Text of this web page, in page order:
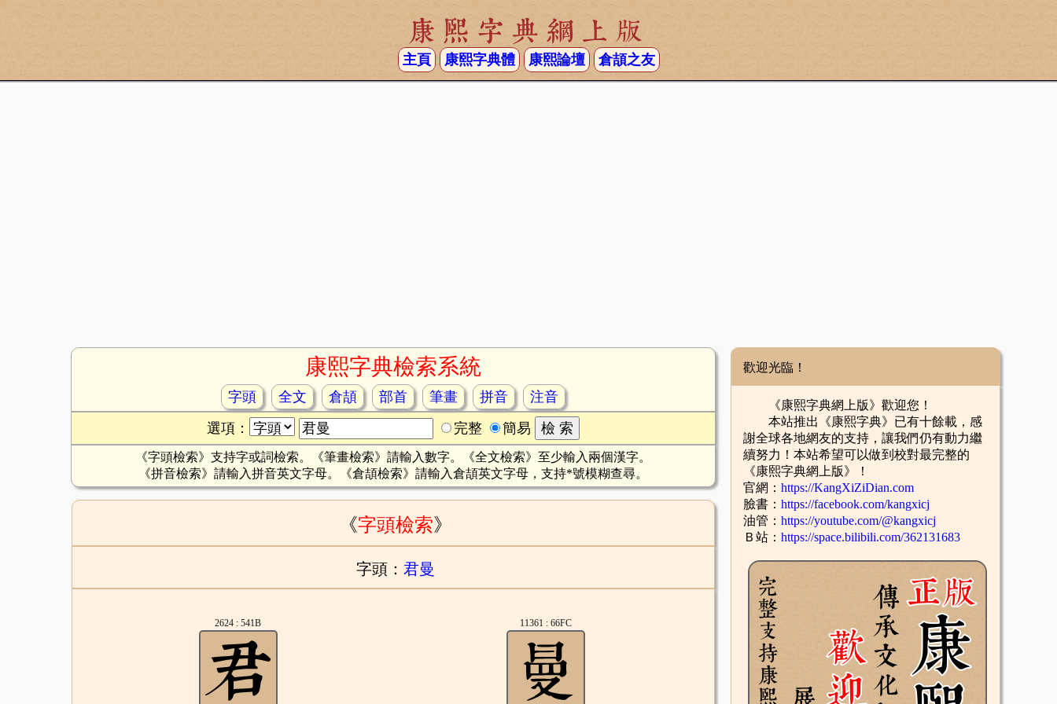
康熙字典網上版
主頁 康熙字典體 康熙論壇 倉頡之友
康熙字典檢索系統
字頭 全文 倉頡 部首 筆畫 拼音
注音
選項：
完整 簡易
《字頭檢索》支持字或詞檢索。《筆畫檢索》請輸入數字。《全文檢索》至少輸入兩個漢字。
《拼音檢索》請輸入拼音英文字母。《倉頡檢索》請輸入倉頡英文字母，支持*號模糊查尋。
《字頭檢索》
字頭： 君曼
2624 : 541B 11361 : 66FC
歡迎光臨！
《康熙字典網上版》歡迎您！
本站推出《康熙字典》已有十餘載，感
謝全球各地網友的支持，讓我們仍有動力繼
續努力！本站希望可以做到校對最完整的
《康熙字典網上版》！
官網： https://KangXiZiDian.com
臉書： https://facebook.com/kangxicj
油管： https://youtube.com/@kangxicj
Ｂ站： https://space.bilibili.com/362131683